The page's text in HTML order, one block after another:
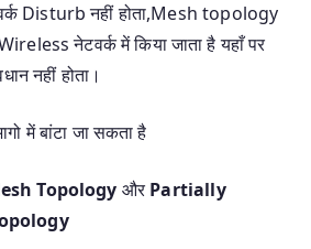
Disturb नहीं होता,Mesh topology
नेटवर्क में किया जाता है यहाँ पर
नहीं होता।
में बांटा जा सकता है
Topology और Partially